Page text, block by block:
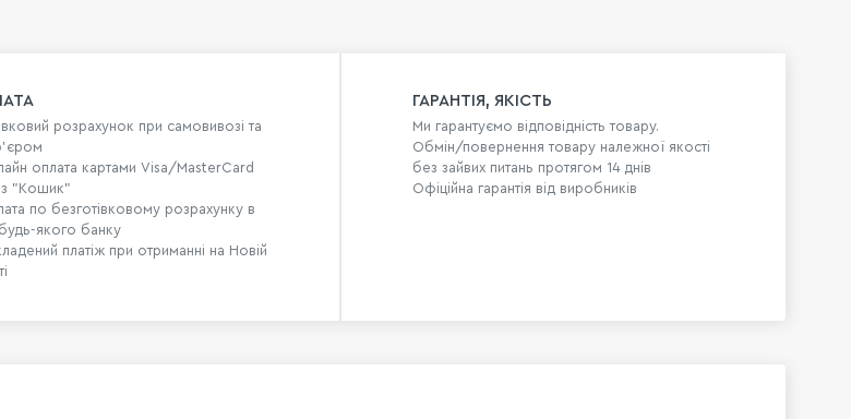
розрахунок при самовивозі та
оплата картами Visa/MasterCard
"Кошик"
по безготівковому розрахунку в
будь-якого банку
платіж при отриманні на Новій
ГАРАНТІЯ, ЯКІСТЬ
Ми гарантуємо відповідність товару.
Обмін/повернення товару належної якості
без зайвих питань протягом 14 днів
Офіційна гарантія від виробників